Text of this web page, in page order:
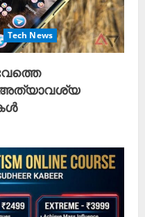
Tech News
അത്യാവശ്യ